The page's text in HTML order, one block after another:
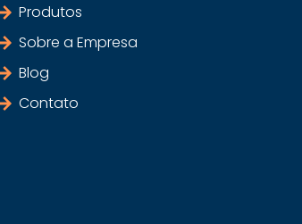
Produtos
Sobre a Empresa
Blog
Contato